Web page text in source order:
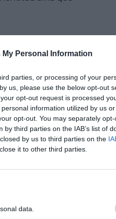
My Personal Information
parties, or processing of your
us, please use the below opt-out
opt-out request is processed
information utilized by us
opt-out. You may separately
third parties on the IAB’s list of
by us to third parties on the
it to other third parties.
data.
de baixa cap
s'ha completat. La
la seva inversió,
i s’accelerin tots
la covid-19.
també anunciava
en la quarta
la covid-19 va
el Cercle d'Economia,
què passarà amb la